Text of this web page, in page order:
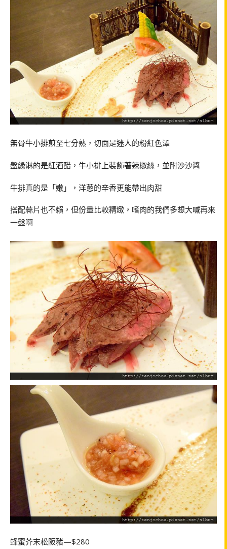
無骨牛小排煎至七分熟，切面是迷人的粉紅色澤
盤緣淋的是紅酒醋，牛小排上裝飾著辣椒絲，並附沙沙醬
牛排真的是「嫩」，洋蔥的辛香更能帶出肉甜
搭配蒜片也不賴，但份量比較精緻，嗜肉的我們多想大喊再來
一盤啊
蜂蜜芥末松阪豬—$280